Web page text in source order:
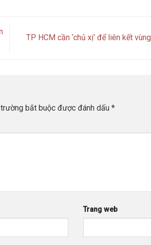
TP HCM cần ‘chủ xị’ để liên kết
bắt buộc được đánh dấu *
Trang web